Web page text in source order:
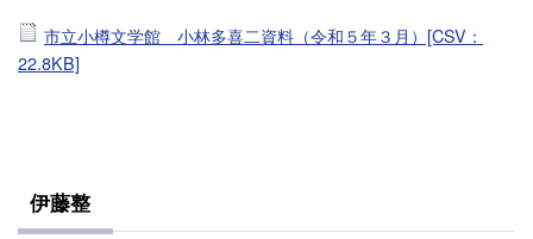
市立小樽文学館 小林多喜二資料（令和５年３月）[CSV：
22.8KB]
伊藤整